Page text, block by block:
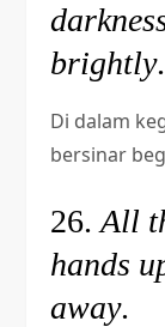
brightly.
Di dalam
bersinar
26.All
hands
away.